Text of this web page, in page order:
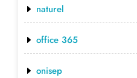
naturel
office 365
onisep